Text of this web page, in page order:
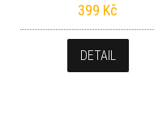
399 Kč
DETAIL